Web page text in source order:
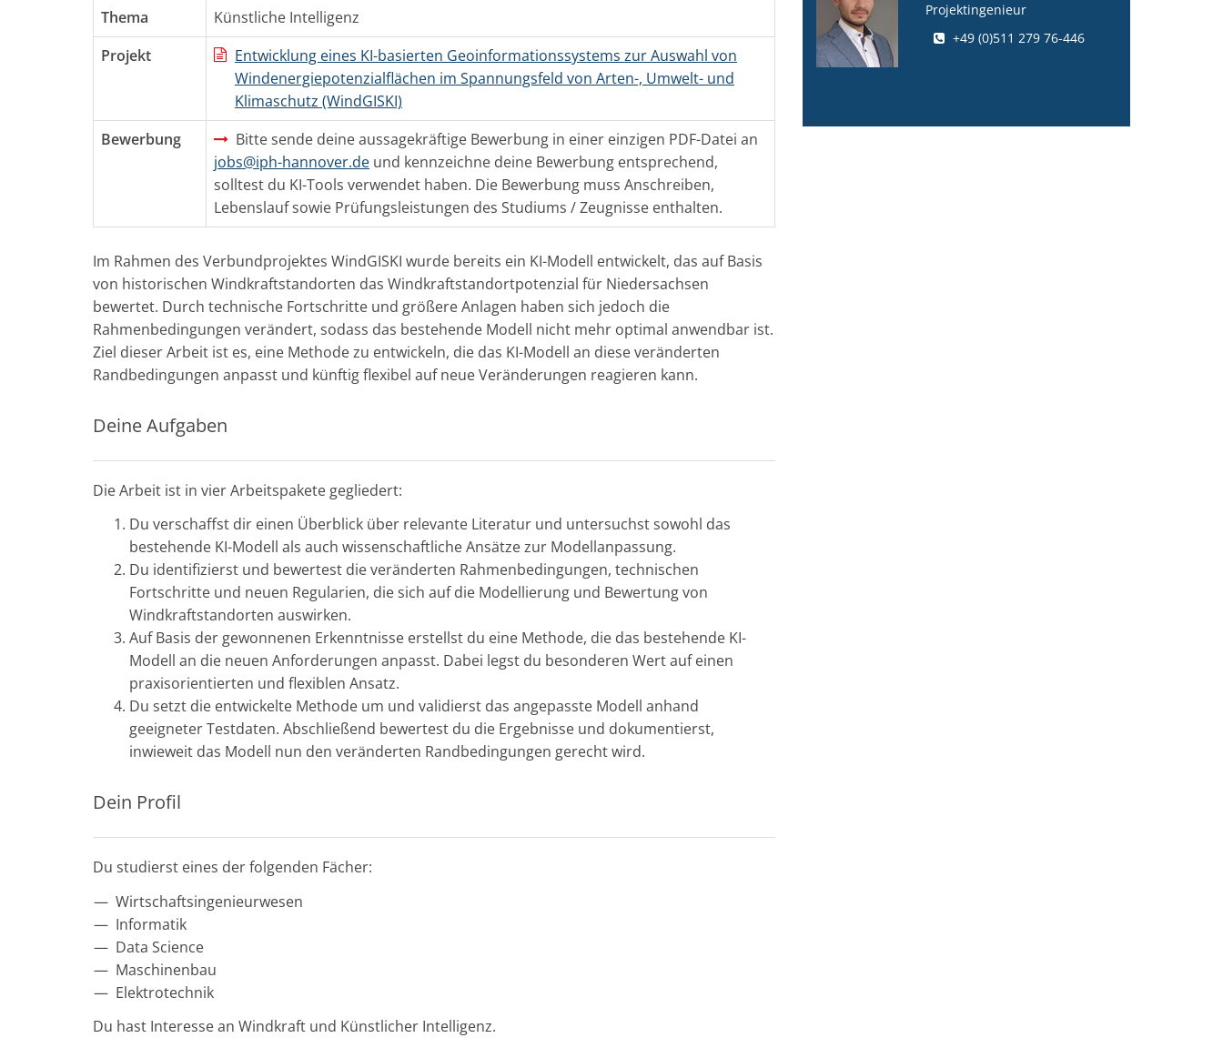
Thema
Künstliche Intelligenz
Projekt
Entwicklung eines KI-basierten Geoinformationssystems zur Auswahl von
Windenergiepotenzialflächen im Spannungsfeld von Arten-, Umwelt- und
Klimaschutz (WindGISKI)
Bewerbung
Bitte sende deine aussagekräftige Bewerbung in einer einzigen PDF-Datei an
jobs@iph-hannover.de und kennzeichne deine Bewerbung entsprechend,
solltest du KI-Tools verwendet haben. Die Bewerbung muss Anschreiben,
Lebenslauf sowie Prüfungsleistungen des Studiums / Zeugnisse enthalten.
Im Rahmen des Verbundprojektes WindGISKI wurde bereits ein KI-Modell entwickelt, das auf Basis
von historischen Windkraftstandorten das Windkraftstandortpotenzial für Niedersachsen
bewertet. Durch technische Fortschritte und größere Anlagen haben sich jedoch die
Rahmenbedingungen verändert, sodass das bestehende Modell nicht mehr optimal anwendbar ist.
Ziel dieser Arbeit ist es, eine Methode zu entwickeln, die das KI-Modell an diese veränderten
Randbedingungen anpasst und künftig flexibel auf neue Veränderungen reagieren kann.
Deine Aufgaben
Die Arbeit ist in vier Arbeitspakete gegliedert:
Du verschaffst dir einen Überblick über relevante Literatur und untersuchst sowohl das
bestehende KI-Modell als auch wissenschaftliche Ansätze zur Modellanpassung.
Du identifizierst und bewertest die veränderten Rahmenbedingungen, technischen
Fortschritte und neuen Regularien, die sich auf die Modellierung und Bewertung von
Windkraftstandorten auswirken.
Auf Basis der gewonnenen Erkenntnisse erstellst du eine Methode, die das bestehende KI-
Modell an die neuen Anforderungen anpasst. Dabei legst du besonderen Wert auf einen
praxisorientierten und flexiblen Ansatz.
Du setzt die entwickelte Methode um und validierst das angepasste Modell anhand
geeigneter Testdaten. Abschließend bewertest du die Ergebnisse und dokumentierst,
inwieweit das Modell nun den veränderten Randbedingungen gerecht wird.
Dein Profil
Du studierst eines der folgenden Fächer:
Wirtschaftsingenieurwesen
Informatik
Data Science
Maschinenbau
Elektrotechnik
Du hast Interesse an Windkraft und Künstlicher Intelligenz.
Projektingenieur
+49 (0)511 279 76-446